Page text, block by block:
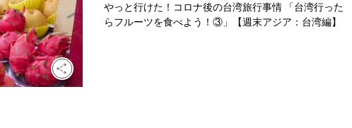
やっと行けた！コロナ後の台湾旅行事情 「台湾行った
らフルーツを食べよう！③」【週末アジア：台湾編】